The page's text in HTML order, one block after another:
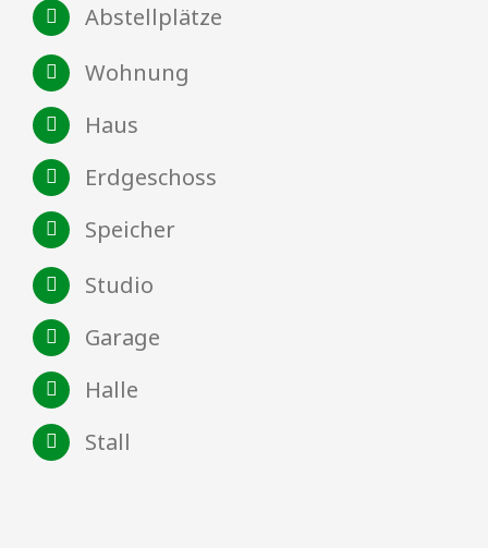
Abstellplätze
Wohnung
Haus
Erdgeschoss
Speicher
Studio
Garage
Halle
Stall